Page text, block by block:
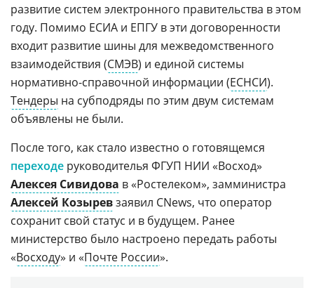
развитие систем электронного правительства в этом
году. Помимо ЕСИА и ЕПГУ в эти договоренности
входит развитие шины для межведомственного
взаимодействия (СМЭВ) и единой системы
нормативно-справочной информации (ЕСНСИ).
Тендеры на субподряды по этим двум системам
объявлены не были.
После того, как стало известно о готовящемся
переходе руководителья ФГУП НИИ «Восход»
Алексея Сивидова в «Ростелеком», замминистра
Алексей Козыревзаявил CNews, что оператор
сохранит свой статус и в будущем. Ранее
министерство было настроено передать работы
«Восходу» и «Почте России».